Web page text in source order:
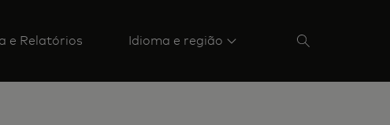
e Relatórios Idioma e região